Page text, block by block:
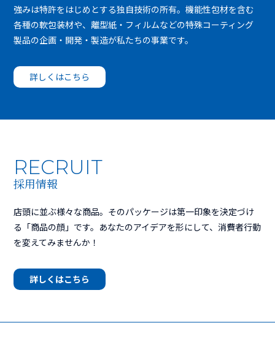
強みは特許をはじめとする独自技術の所有。機能性包材を含む
各種の軟包装材や、離型紙・フィルムなどの特殊コーティング
製品の企画・開発・製造が私たちの事業です。
詳しくはこちら
RECRUIT
採用情報
店頭に並ぶ様々な商品。そのパッケージは第一印象を決定づけ
る「商品の顔」です。あなたのアイデアを形にして、消費者行動
を変えてみませんか！
詳しくはこちら